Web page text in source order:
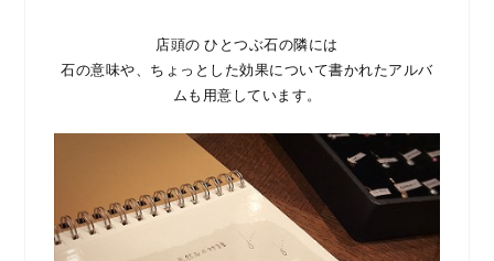
店頭の ひとつぶ石の隣には
石の意味や、ちょっとした効果について書かれたアルバ
ムも用意しています。